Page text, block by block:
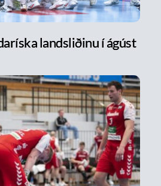
landsliðinu í ágúst